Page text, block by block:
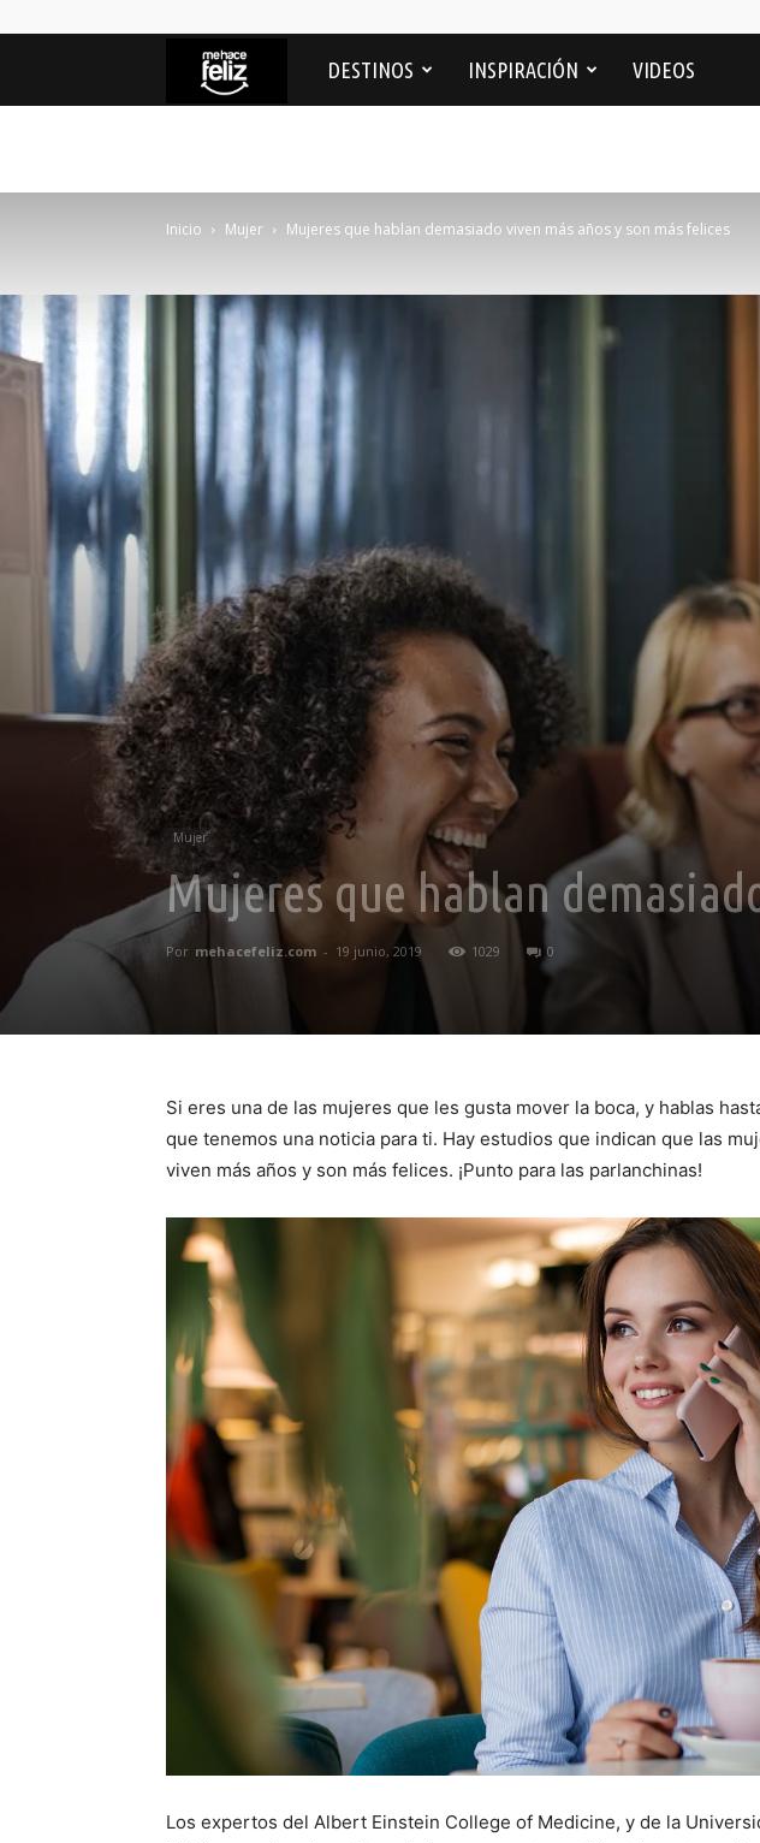
MeDESTINOS INSPIRACIÓN VIDEOS
Inicio Mujer Mujeres que hablan demasiado viven más años y son más felices
Mujer
Mujeres que hablan
Por mehacefeliz.com - 19 junio, 2019 1029 0
Si eres una de las mujeres que les gusta mover la boca, y hablas
que tenemos una noticia para ti. Hay estudios que indican que las
viven más años y son más felices. ¡Punto para las parlanchinas!
Los expertos del Albert Einstein College of Medicine, y de la